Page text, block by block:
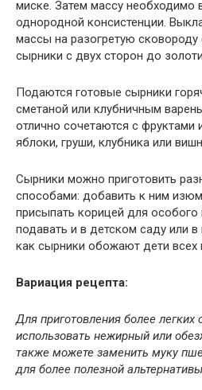
миске. Затем массу необходимо
однородной консистенции.
массы на разогретую
сырники с двух сторон до
Подаются готовые сырники
сметаной или клубничным
отлично сочетаются с фруктами
яблоки, груши, клубника или
Сырники можно приготовить
способами: добавить к ним
присыпать корицей для
подавать и в детском саду или
как сырники обожают дети всех
Вариация рецепта:
Для приготовления более
использовать нежирный или
также можете заменить муку
для более полезной